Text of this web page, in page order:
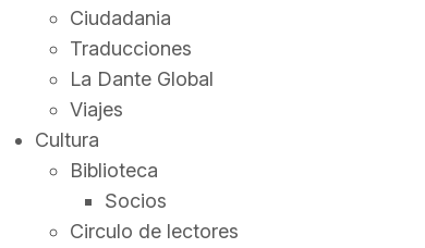
Ciudadania
Traducciones
La Dante Global
Viajes
Cultura
Biblioteca
Socios
Circulo de lectores